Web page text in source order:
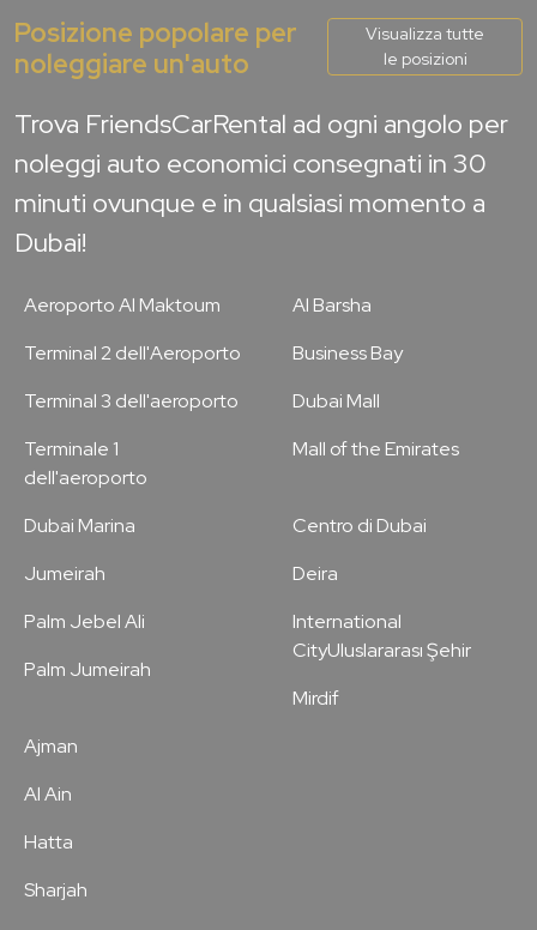
Posizione popolare per
noleggiare un'auto
Visualizza tutte
le posizioni
Trova FriendsCarRental ad ogni angolo per
noleggi auto economici consegnati in 30
minuti ovunque e in qualsiasi momento a
Dubai!
Aeroporto Al Maktoum
Terminal 2 dell'Aeroporto
Terminal 3 dell'aeroporto
Terminale 1
dell'aeroporto
Al Barsha
Business Bay
Dubai Mall
Mall of the Emirates
Dubai Marina
Jumeirah
Palm Jebel Ali
Palm Jumeirah
Centro di Dubai
Deira
International
CityUluslararası Şehir
Mirdif
Ajman
Al Ain
Hatta
Sharjah